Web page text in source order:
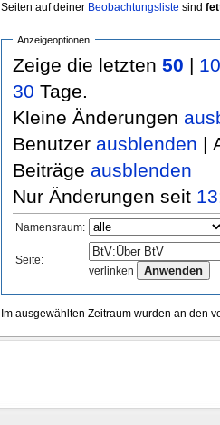
Seiten auf deiner Beobachtungsliste sind
Anzeigeoptionen
Zeige die letzten 50
30 Tage.
Kleine Änderungen
Benutzer ausblenden |
Beiträge ausblenden
Nur Änderungen seit
Namensraum:
Seite:
verlinken
Im ausgewählten Zeitraum wurden an den